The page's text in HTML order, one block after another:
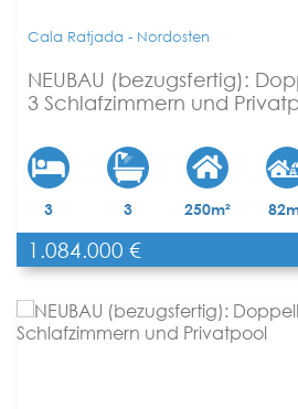
Cala Ratjada - Nordosten
NEUBAU (bezugsfertig):
3 Schlafzimmern und
3 3 250m²
1.084.000 €
Teilen
[shariff title="NEUBAU
Doppelhaushälfte mit 3
Privatpool"
url="https://
3/"]